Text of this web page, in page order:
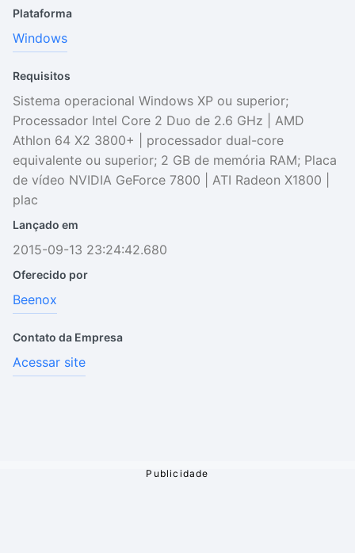
Plataforma
Windows
Requisitos
Sistema operacional Windows XP ou superior;
Processador Intel Core 2 Duo de 2.6 GHz | AMD
Athlon 64 X2 3800+ | processador dual-core
equivalente ou superior; 2 GB de memória RAM; Placa
de vídeo NVIDIA GeForce 7800 | ATI Radeon X1800 |
plac
Lançado em
2015-09-13 23:24:42.680
Oferecido por
Beenox
Contato da Empresa
Acessar site